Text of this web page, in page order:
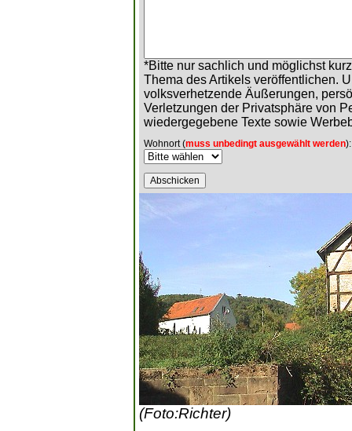
*Bitte nur sachlich und möglichst
Thema des Artikels veröffentlichen.
volksverhetzende Äußerungen,
Verletzungen der Privatsphäre von
wiedergegebene Texte sowie
Wohnort (muss unbedingt ausgewählt werden):
(Foto:Richter)